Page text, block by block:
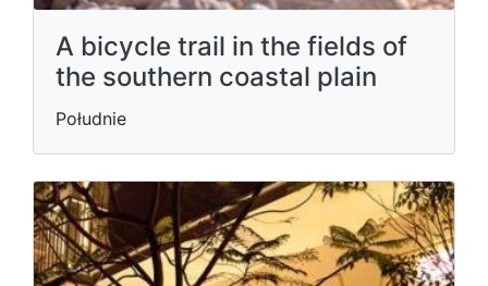
A bicycle trail in the fields of
the southern coastal plain
Południe